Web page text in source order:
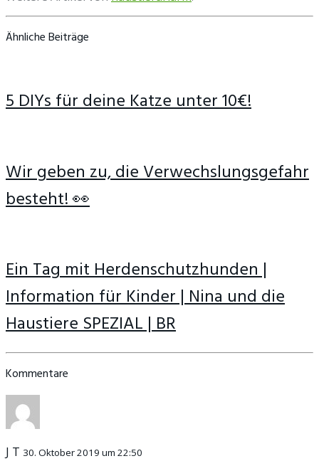
Ähnliche Beiträge
5 DIYs für deine Katze unter 10€!
Wir geben zu, die Verwechslungsgefahr
besteht! 👀
Ein Tag mit Herdenschutzhunden |
Information für Kinder | Nina und die
Haustiere SPEZIAL | BR
Kommentare
J T 30. Oktober 2019 um 22:50